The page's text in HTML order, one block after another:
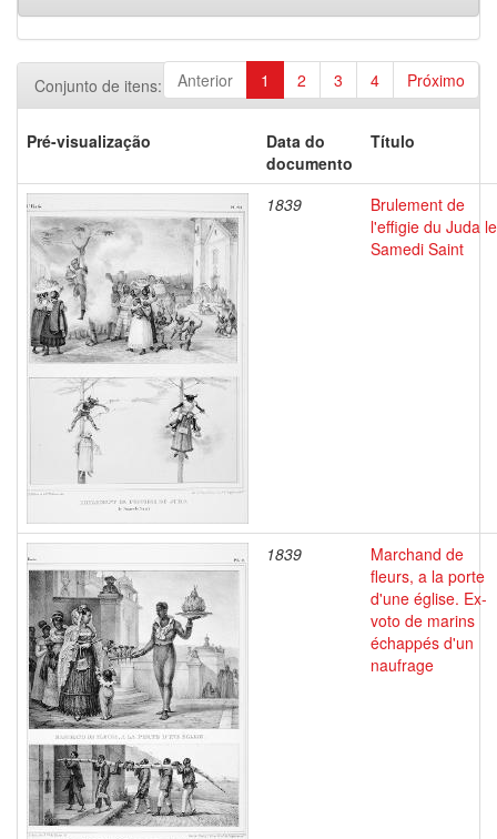
Anterior 1 2 3 4 Próximo
Conjunto de itens:
Pré-visualização
Data do
documento
Título
1839
Brulement de
l'effigie du Juda le
Samedi Saint
1839
Marchand de
fleurs, a la porte
d'une église. Ex-
voto de marins
échappés d'un
naufrage